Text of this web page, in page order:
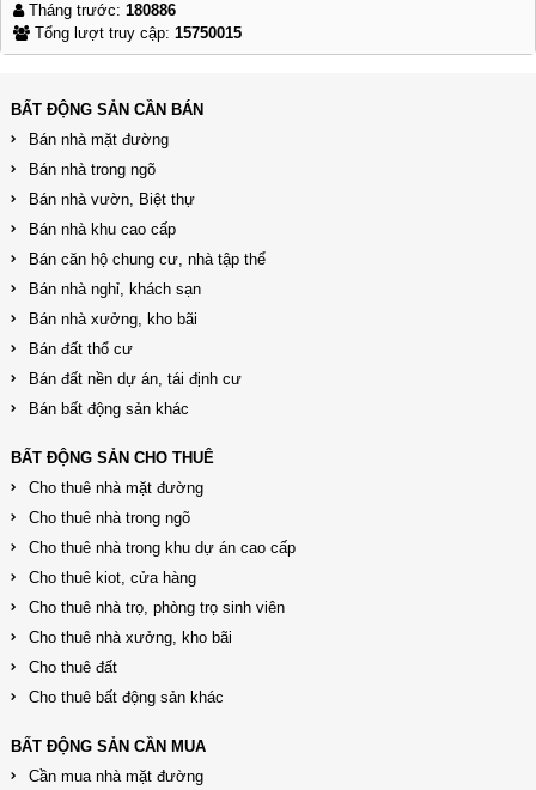
Tháng trước: 180886
Tổng lượt truy cập: 15750015
BẤT ĐỘNG SẢN CẦN BÁN
Bán nhà mặt đường
Bán nhà trong ngõ
Bán nhà vườn, Biệt thự
Bán nhà khu cao cấp
Bán căn hộ chung cư, nhà tập thể
Bán nhà nghỉ, khách sạn
Bán nhà xưởng, kho bãi
Bán đất thổ cư
Bán đất nền dự án, tái định cư
Bán bất động sản khác
BẤT ĐỘNG SẢN CHO THUÊ
Cho thuê nhà mặt đường
Cho thuê nhà trong ngõ
Cho thuê nhà trong khu dự án cao cấp
Cho thuê kiot, cửa hàng
Cho thuê nhà trọ, phòng trọ sinh viên
Cho thuê nhà xưởng, kho bãi
Cho thuê đất
Cho thuê bất động sản khác
BẤT ĐỘNG SẢN CẦN MUA
Cần mua nhà mặt đường